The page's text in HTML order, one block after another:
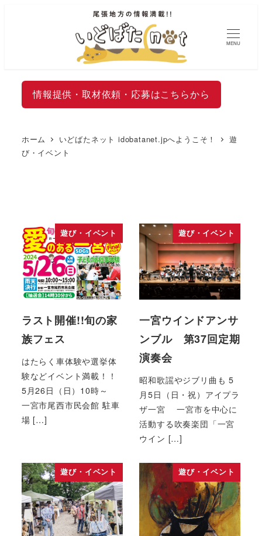
MENU
情報提供・取材依頼・応募はこちらから
ホーム いどばたネット idobatanet.jpへようこそ！
遊
び・イベント
遊び・イベント
ラスト開催!!旬の家
族フェス
はたらく車体験や選挙体
験などイベント満載！！
5月26日（日）10時～
一宮市尾西市民会館 駐車
場 […]
遊び・イベント
一宮ウインドアンサ
ンブル 第37回定期
演奏会
昭和歌謡やジブリ曲も 5
月5日（日・祝）アイプラ
ザ一宮 一宮市を中心に
活動する吹奏楽団「一宮
ウイン […]
遊び・イベント 遊び・イベント